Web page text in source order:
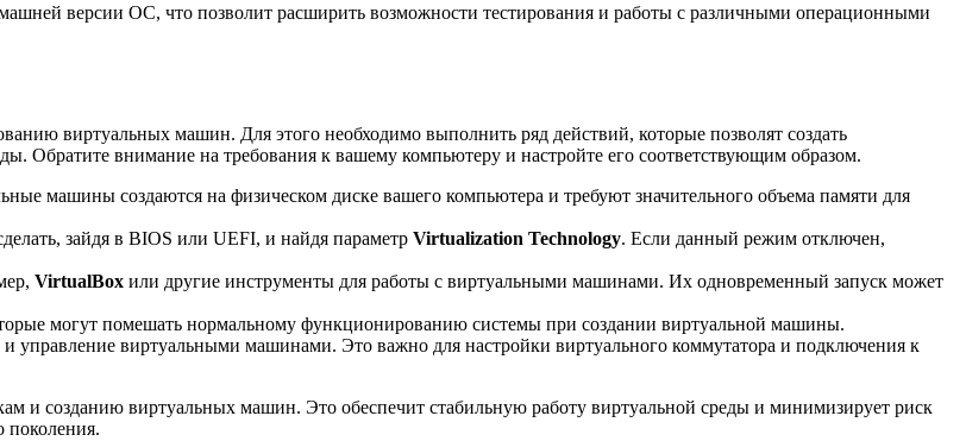
версии ОС, что позволит расширить возможности тестирования и работы с различными операционными
виртуальных машин. Для этого необходимо выполнить ряд действий, которые позволят создать
Обратите внимание на требования к вашему компьютеру и настройте его соответствующим образом.
машины создаются на физическом диске вашего компьютера и требуют значительного объема памяти для
зайдя в BIOS или UEFI, и найдя параметр Virtualization Technology. Если данный режим отключен,
VirtualBox или другие инструменты для работы с виртуальными машинами. Их одновременный запуск может
могут помешать нормальному функционированию системы при создании виртуальной машины.
и управление виртуальными машинами. Это важно для настройки виртуального коммутатора и подключения к
и созданию виртуальных машин. Это обеспечит стабильную работу виртуальной среды и минимизирует риск
поколения.